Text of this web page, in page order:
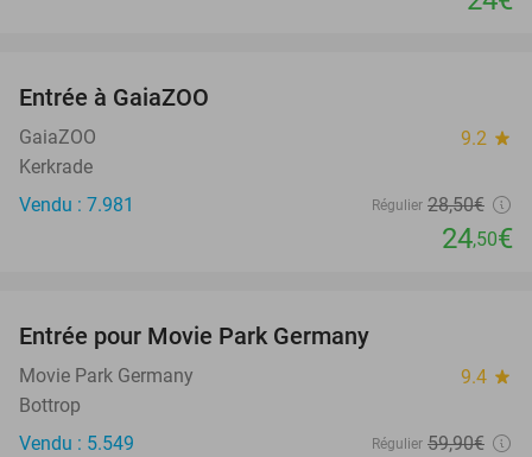
Entrée à GaiaZOO
GaiaZOO 9.2 star
Kerkrade
Vendu : 7.981
Régulier 28,50€
24,50€
Entrée pour Movie Park Germany
Movie Park Germany 9.4 star
Bottrop
Vendu : 5.549
Régulier 59,90€